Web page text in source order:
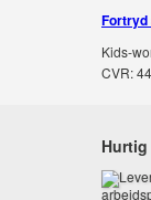
Fortryd
Kids-
CVR: